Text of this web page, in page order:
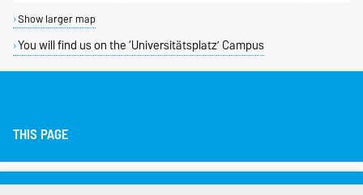
Show larger map
You will find us on the ‘Universitätsplatz’ Campus
THIS PAGE
Legal Notes